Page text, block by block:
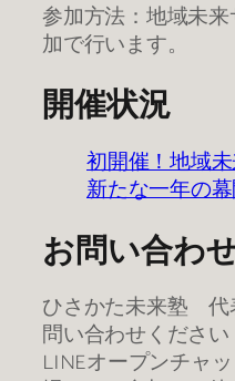
参加方法：地域未
加で行います。
開催状況
初開催！地域
新たな一年の
お問い合わ
ひさかた未来塾
問い合わせください
LINEオープンチャ